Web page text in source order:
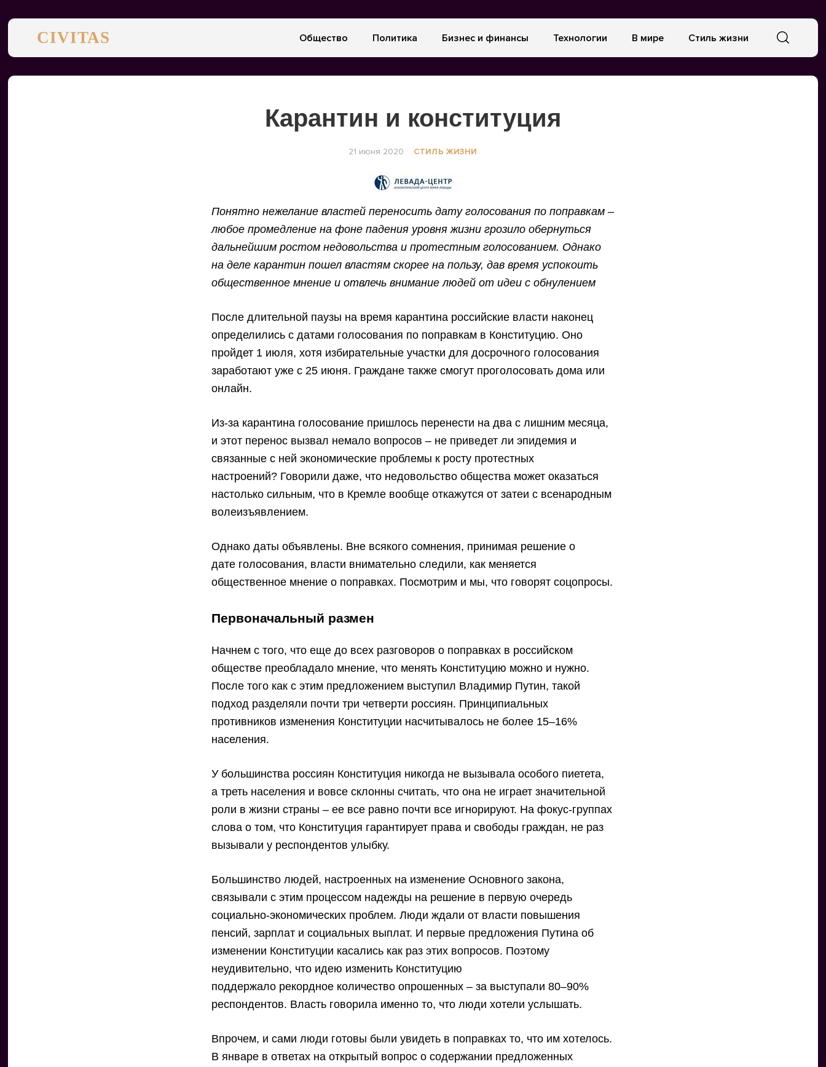
CIVITAS Общество Политика Бизнес и финансы Технологии В мире Стиль жизни
Карантин и конституция
21 июня 2020 СТИЛЬ ЖИЗНИ
Понятно нежелание властей переносить дату голосования по поправкам –
любое промедление на фоне падения уровня жизни грозило обернуться
дальнейшим ростом недовольства и протестным голосованием. Однако
на деле карантин пошел властям скорее на пользу, дав время успокоить
общественное мнение и отвлечь внимание людей от идеи с обнулением
После длительной паузы на время карантина российские власти наконец
определились с датами голосования по поправкам в Конституцию. Оно
пройдет 1 июля, хотя избирательные участки для досрочного голосования
заработают уже с 25 июня. Граждане также смогут проголосовать дома или
онлайн.
Из-за карантина голосование пришлось перенести на два с лишним месяца,
и этот перенос вызвал немало вопросов – не приведет ли эпидемия и
связанные с ней экономические проблемы к росту протестных
настроений? Говорили даже, что недовольство общества может оказаться
настолько сильным, что в Кремле вообще откажутся от затеи с всенародным
волеизъявлением.
Однако даты объявлены. Вне всякого сомнения, принимая решение о
дате голосования, власти внимательно следили, как меняется
общественное мнение о поправках. Посмотрим и мы, что говорят соцопросы.
Первоначальный размен
Начнем с того, что еще до всех разговоров о поправках в российском
обществе преобладало мнение, что менять Конституцию можно и нужно.
После того как с этим предложением выступил Владимир Путин, такой
подход разделяли почти три четверти россиян. Принципиальных
противников изменения Конституции насчитывалось не более 15–16%
населения.
У большинства россиян Конституция никогда не вызывала особого пиетета,
а треть населения и вовсе склонны считать, что она не играет значительной
роли в жизни страны – ее все равно почти все игнорируют. На фокус-группах
слова о том, что Конституция гарантирует права и свободы граждан, не раз
вызывали у респондентов улыбку.
Большинство людей, настроенных на изменение Основного закона,
связывали с этим процессом надежды на решение в первую очередь
социально-экономических проблем. Люди ждали от власти повышения
пенсий, зарплат и социальных выплат. И первые предложения Путина об
изменении Конституции касались как раз этих вопросов. Поэтому
неудивительно, что идею изменить Конституцию
поддержало рекордное количество опрошенных – за выступали 80–90%
респондентов. Власть говорила именно то, что люди хотели услышать.
Впрочем, и сами люди готовы были увидеть в поправках то, что им хотелось.
В январе в ответах на открытый вопрос о содержании предложенных